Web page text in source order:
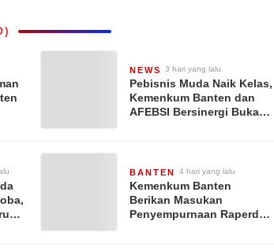
NEWS 3 hari yang lalu
Pebisnis Muda Naik Kelas,
Kemenkum Banten dan
AFEBSI Bersinergi Buka
BANTEN 4 hari yang lalu
Kemenkum Banten
Berikan Masukan
Penyempurnaan Raperda